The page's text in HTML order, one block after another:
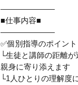
―――――――
■仕事内容■
―――――――
✅個別指導のポイント
└生徒と講師の距離が
親身に寄り添えます
└1人ひとりの理解度